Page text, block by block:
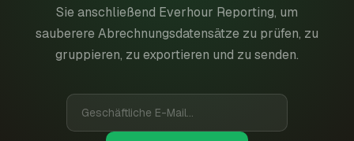
Sie anschließend Everhour Reporting, um
sauberere Abrechnungsdatensätze zu prüfen, zu
gruppieren, zu exportieren und zu senden.